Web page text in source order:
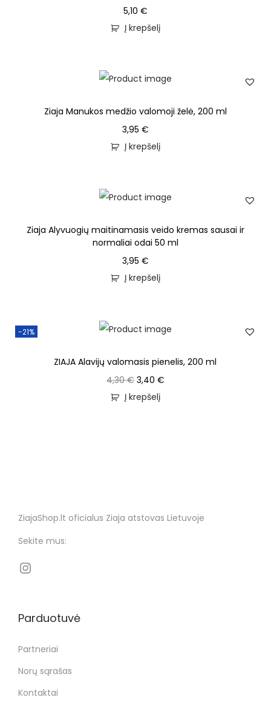
5,10 €
Į krepšelį
Ziaja Manukos medžio valomoji želė, 200 ml
3,95 €
Į krepšelį
Ziaja Alyvuogių maitinamasis veido kremas sausai ir
normaliai odai 50 ml
3,95 €
Į krepšelį
-21%
ZIAJA Alavijų valomasis pienelis, 200 ml
4,30€ 3,40 €
Į krepšelį
ZiajaShop.lt oficialus Ziaja atstovas Lietuvoje
Sekite mus:
Parduotuvė
Partneriai
Norų sąrašas
Kontaktai